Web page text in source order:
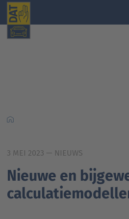
3 MEI 2023 — NIEUWS
Nieuwe en